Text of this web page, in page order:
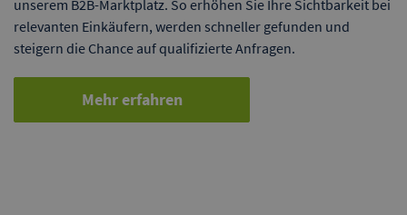
unserem B2B-Marktplatz. So erhöhen Sie Ihre Sichtbarkeit bei
relevanten Einkäufern, werden schneller gefunden und
steigern die Chance auf qualifizierte Anfragen.
Mehr erfahren